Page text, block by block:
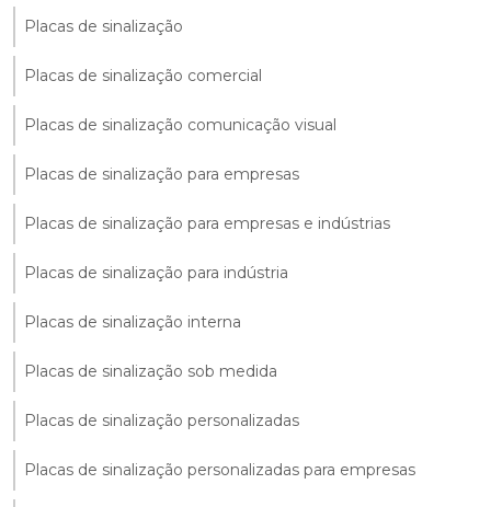
Placas de sinalização
Placas de sinalização comercial
Placas de sinalização comunicação visual
Placas de sinalização para empresas
Placas de sinalização para empresas e indústrias
Placas de sinalização para indústria
Placas de sinalização interna
Placas de sinalização sob medida
Placas de sinalização personalizadas
Placas de sinalização personalizadas para empresas